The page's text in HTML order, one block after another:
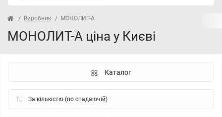
Виробник МОНОЛИТ-А
МОНОЛИТ-А ціна у Києві
Каталог